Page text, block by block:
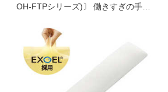
OH-FTPシリーズ)〕 働きすぎの手､